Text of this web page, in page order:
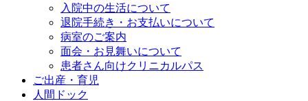
入院中の生活について
退院手続き・お支払いについて
病室のご案内
面会・お見舞いについて
患者さん向けクリニカルパス
ご出産・育児
人間ドック